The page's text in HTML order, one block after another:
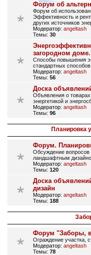
Форум об
Форум об
Эффективность и
других источников
Модератор: angeltash
Темы: 30
загородном доме.
Способы повышения
стандартных
Модератор: angeltash
Темы: 56
Доска
Объявления о товарах
энергетикой и
Модератор: angeltash
Темы: 96
Планировка
Форум.
Обсуждение вопросов
ландшафтным
Модератор: angeltash
Темы: 120
Доска
дизайн
Модератор: angeltash
Темы: 188
Форум "Заборы,
Ограждение участка,
Модератор: angeltash
Темы: 78